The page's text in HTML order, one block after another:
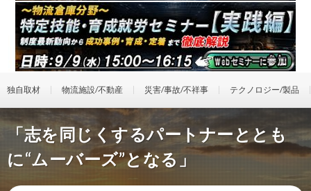
独自取材 物流施設/不動産 災害/事故/不祥事 テクノロジー/製品
「志を同じくするパートナーととも
に“ムーバーズ”となる」